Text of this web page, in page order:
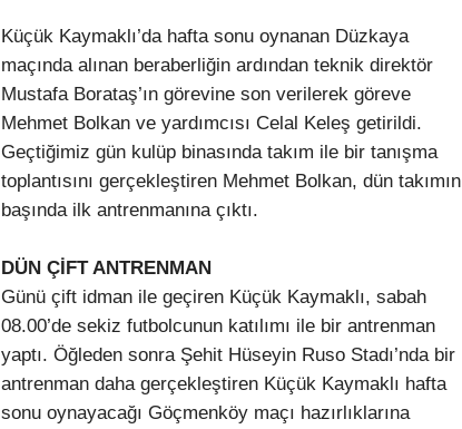
Küçük Kaymaklı’da hafta sonu oynanan Düzkaya
maçında alınan beraberliğin ardından teknik direktör
Mustafa Borataş’ın görevine son verilerek göreve
Mehmet Bolkan ve yardımcısı Celal Keleş getirildi.
Geçtiğimiz gün kulüp binasında takım ile bir tanışma
toplantısını gerçekleştiren Mehmet Bolkan, dün takımın
başında ilk antrenmanına çıktı.
DÜN ÇİFT ANTRENMAN
Günü çift idman ile geçiren Küçük Kaymaklı, sabah
08.00’de sekiz futbolcunun katılımı ile bir antrenman
yaptı. Öğleden sonra Şehit Hüseyin Ruso Stadı’nda bir
antrenman daha gerçekleştiren Küçük Kaymaklı hafta
sonu oynayacağı Göçmenköy maçı hazırlıklarına